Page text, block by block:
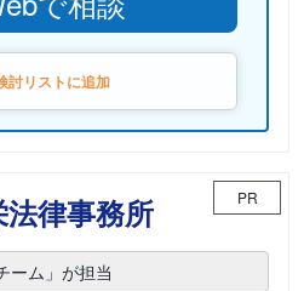
討リストに追加
律事務所 PR
ーム」が担当